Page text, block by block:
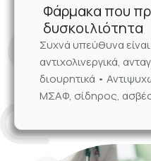
Φάρμακα που
δυσκοιλιότητα
Συχνά υπεύθυνα
αντιχολινεργικά,
διουρητικά •
ΜΣΑΦ, σίδηρος,